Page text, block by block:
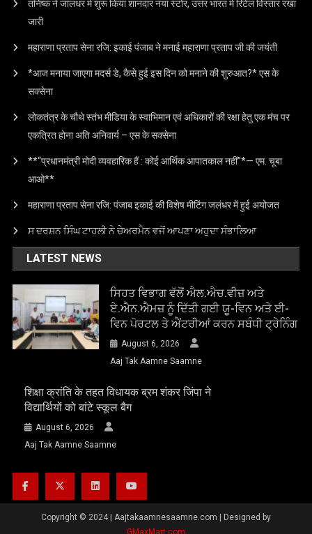
तनिष्क ने जालंधर में शुरू किया शानदार नया स्टोर, उत्तर भारत में रिटेल विस्तार रखा
जारी
महाराणा प्रताप सेना रजि: इकाई पंजाब ने मनाई महाराणा प्रताप जी की जयंती
*आज मनाया जाएगा मदर्स डे, कैसे हुई इस दिन को मनाने की शुरुआत?* एस के
सक्सेना
लोकतंत्र के चौथे स्तंभ मीडिया के स्वाभिमान एवं अधिकारों की रक्षा हेतु एक मंच पर
एकत्रित होना अति अनिवार्य – एस के सक्सेना
**“प्रधानमंत्री मोदी व्यवहारिक हैं : कोई आर्थिक आपातकाल नहीं”*— एम. चूबा
आओ**
महाराणा प्रताप सेना रजि: पंजाब इकाई की विशेष मीटिंग जलंधर में हुई अयोजत
ਸ ਦਰਸ਼ਨ ਸਿੰਘ ਟਾਹਲੀ ਨੇ ਚੇਅਰਮੈਨ ਵਜੋਂ ਆਪਣਾ ਅਹੁਦਾ ਸੰਭਾਲਿਆ
LATEST NEWS
ਸਿਹਤ ਵਿਭਾਗ ਵੱਲੋਂ ਐਲ.ਐਚ.ਵੀਜ਼ ਅਤੇ
ਏ.ਐਨ.ਐਮਜ਼ ਨੂੰ ਦਿੱਤੀ ਗਈ ਯੂ-ਵਿਨ ਅਤੇ ਈ-
ਵਿਨ ਪੋਰਟਲ ਤੇ ਐਂਟਰੀਆਂ ਕਰਨ ਸਬੰਧੀ ਟ੍ਰੇਨਿੰਗ
August 6, 2026
Aaj Tak Aamne Saamne
शिक्षा क्रांति के तहत विधायक ब्रम शंकर जिंपा ने
विद्यार्थियों को बांटे स्कूल बैग
August 6, 2026
Aaj Tak Aamne Saamne
Copyright © 2024
Aajtakaamnesaamne.com | Designed by